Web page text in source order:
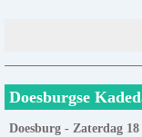
Doesburgse
Doesburg - Zaterdag 18